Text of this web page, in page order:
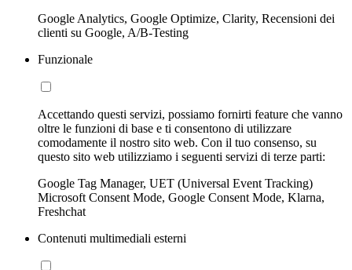
Google Analytics, Google Optimize, Clarity, Recensioni dei
clienti su Google, A/B-Testing
Funzionale
Accettando questi servizi, possiamo fornirti feature che vanno
oltre le funzioni di base e ti consentono di utilizzare
comodamente il nostro sito web. Con il tuo consenso, su
questo sito web utilizziamo i seguenti servizi di terze parti:
Google Tag Manager, UET (Universal Event Tracking)
Microsoft Consent Mode, Google Consent Mode, Klarna,
Freshchat
Contenuti multimediali esterni